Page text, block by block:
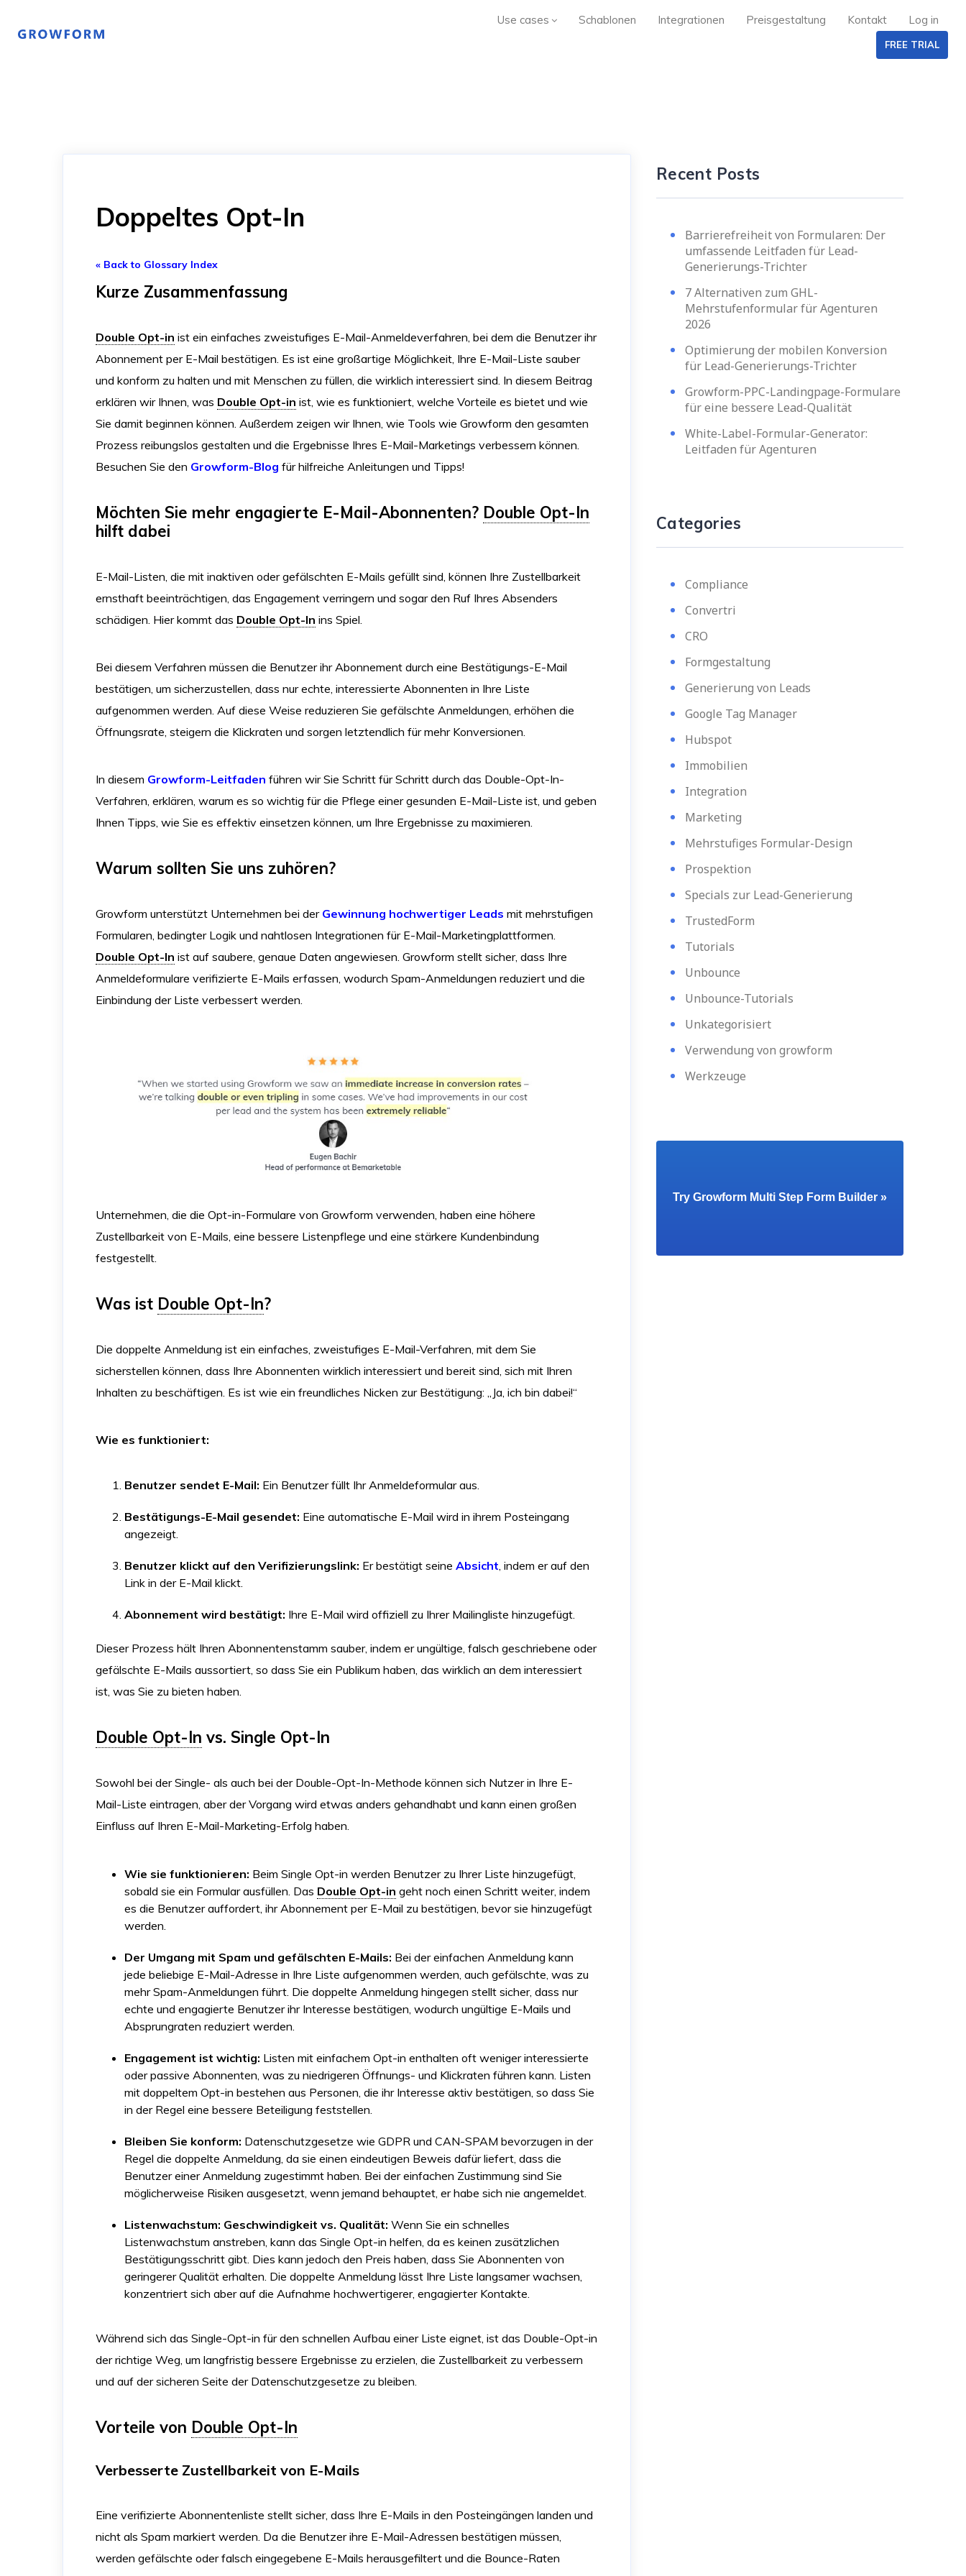
Use cases Schablonen Integrationen Preisgestaltung Kontakt Log in
FREE TRIAL
Doppeltes Opt-In
« Back to Glossary Index
Kurze Zusammenfassung
Double Opt-in ist ein einfaches zweistufiges E-Mail-Anmeldeverfahren, bei dem die Benutzer ihr
Abonnement per E-Mail bestätigen. Es ist eine großartige Möglichkeit, Ihre E-Mail-Liste sauber
und konform zu halten und mit Menschen zu füllen, die wirklich interessiert sind. In diesem Beitrag
erklären wir Ihnen, was Double Opt-in ist, wie es funktioniert, welche Vorteile es bietet und wie
Sie damit beginnen können. Außerdem zeigen wir Ihnen, wie Tools wie Growform den gesamten
Prozess reibungslos gestalten und die Ergebnisse Ihres E-Mail-Marketings verbessern können.
Besuchen Sie den Growform-Blog für hilfreiche Anleitungen und Tipps!
Möchten Sie mehr engagierte E-Mail-Abonnenten? Double Opt-In
hilft dabei
E-Mail-Listen, die mit inaktiven oder gefälschten E-Mails gefüllt sind, können Ihre Zustellbarkeit
ernsthaft beeinträchtigen, das Engagement verringern und sogar den Ruf Ihres Absenders
schädigen. Hier kommt das Double Opt-In ins Spiel.
Bei diesem Verfahren müssen die Benutzer ihr Abonnement durch eine Bestätigungs-E-Mail
bestätigen, um sicherzustellen, dass nur echte, interessierte Abonnenten in Ihre Liste
aufgenommen werden. Auf diese Weise reduzieren Sie gefälschte Anmeldungen, erhöhen die
Öffnungsrate, steigern die Klickraten und sorgen letztendlich für mehr Konversionen.
In diesem Growform-Leitfaden führen wir Sie Schritt für Schritt durch das Double-Opt-In-
Verfahren, erklären, warum es so wichtig für die Pflege einer gesunden E-Mail-Liste ist, und geben
Ihnen Tipps, wie Sie es effektiv einsetzen können, um Ihre Ergebnisse zu maximieren.
Warum sollten Sie uns zuhören?
Growform unterstützt Unternehmen bei der Gewinnung hochwertiger Leads mit mehrstufigen
Formularen, bedingter Logik und nahtlosen Integrationen für E-Mail-Marketingplattformen.
Double Opt-In ist auf saubere, genaue Daten angewiesen. Growform stellt sicher, dass Ihre
Anmeldeformulare verifizierte E-Mails erfassen, wodurch Spam-Anmeldungen reduziert und die
Einbindung der Liste verbessert werden.
Unternehmen, die die Opt-in-Formulare von Growform verwenden, haben eine höhere
Zustellbarkeit von E-Mails, eine bessere Listenpflege und eine stärkere Kundenbindung
festgestellt.
Was ist Double Opt-In?
Die doppelte Anmeldung ist ein einfaches, zweistufiges E-Mail-Verfahren, mit dem Sie
sicherstellen können, dass Ihre Abonnenten wirklich interessiert und bereit sind, sich mit Ihren
Inhalten zu beschäftigen. Es ist wie ein freundliches Nicken zur Bestätigung: „Ja, ich bin dabei!“
Wie es funktioniert:
Benutzer sendet E-Mail: Ein Benutzer füllt Ihr Anmeldeformular aus.
Bestätigungs-E-Mail gesendet: Eine automatische E-Mail wird in ihrem Posteingang
angezeigt.
Benutzer klickt auf den Verifizierungslink: Er bestätigt seine Absicht, indem er auf den
Link in der E-Mail klickt.
Abonnement wird bestätigt: Ihre E-Mail wird offiziell zu Ihrer Mailingliste hinzugefügt.
Dieser Prozess hält Ihren Abonnentenstamm sauber, indem er ungültige, falsch geschriebene oder
gefälschte E-Mails aussortiert, so dass Sie ein Publikum haben, das wirklich an dem interessiert
ist, was Sie zu bieten haben.
Double Opt-In vs. Single Opt-In
Sowohl bei der Single- als auch bei der Double-Opt-In-Methode können sich Nutzer in Ihre E-
Mail-Liste eintragen, aber der Vorgang wird etwas anders gehandhabt und kann einen großen
Einfluss auf Ihren E-Mail-Marketing-Erfolg haben.
Wie sie funktionieren: Beim Single Opt-in werden Benutzer zu Ihrer Liste hinzugefügt,
sobald sie ein Formular ausfüllen. Das Double Opt-in geht noch einen Schritt weiter, indem
es die Benutzer auffordert, ihr Abonnement per E-Mail zu bestätigen, bevor sie hinzugefügt
werden.
Der Umgang mit Spam und gefälschten E-Mails: Bei der einfachen Anmeldung kann
jede beliebige E-Mail-Adresse in Ihre Liste aufgenommen werden, auch gefälschte, was zu
mehr Spam-Anmeldungen führt. Die doppelte Anmeldung hingegen stellt sicher, dass nur
echte und engagierte Benutzer ihr Interesse bestätigen, wodurch ungültige E-Mails und
Absprungraten reduziert werden.
Engagement ist wichtig: Listen mit einfachem Opt-in enthalten oft weniger interessierte
oder passive Abonnenten, was zu niedrigeren Öffnungs- und Klickraten führen kann. Listen
mit doppeltem Opt-in bestehen aus Personen, die ihr Interesse aktiv bestätigen, so dass Sie
in der Regel eine bessere Beteiligung feststellen.
Bleiben Sie konform: Datenschutzgesetze wie GDPR und CAN-SPAM bevorzugen in der
Regel die doppelte Anmeldung, da sie einen eindeutigen Beweis dafür liefert, dass die
Benutzer einer Anmeldung zugestimmt haben. Bei der einfachen Zustimmung sind Sie
möglicherweise Risiken ausgesetzt, wenn jemand behauptet, er habe sich nie angemeldet.
Listenwachstum: Geschwindigkeit vs. Qualität: Wenn Sie ein schnelles
Listenwachstum anstreben, kann das Single Opt-in helfen, da es keinen zusätzlichen
Bestätigungsschritt gibt. Dies kann jedoch den Preis haben, dass Sie Abonnenten von
geringerer Qualität erhalten. Die doppelte Anmeldung lässt Ihre Liste langsamer wachsen,
konzentriert sich aber auf die Aufnahme hochwertigerer, engagierter Kontakte.
Während sich das Single-Opt-in für den schnellen Aufbau einer Liste eignet, ist das Double-Opt-in
der richtige Weg, um langfristig bessere Ergebnisse zu erzielen, die Zustellbarkeit zu verbessern
und auf der sicheren Seite der Datenschutzgesetze zu bleiben.
Vorteile von Double Opt-In
Verbesserte Zustellbarkeit von E-Mails
Eine verifizierte Abonnentenliste stellt sicher, dass Ihre E-Mails in den Posteingängen landen und
nicht als Spam markiert werden. Da die Benutzer ihre E-Mail-Adressen bestätigen müssen,
werden gefälschte oder falsch eingegebene E-Mails herausgefiltert und die Bounce-Raten
Recent Posts
Barrierefreiheit von Formularen: Der
umfassende Leitfaden für Lead-
Generierungs-Trichter
7 Alternativen zum GHL-
Mehrstufenformular für Agenturen
2026
Optimierung der mobilen Konversion
für Lead-Generierungs-Trichter
Growform-PPC-Landingpage-Formulare
für eine bessere Lead-Qualität
White-Label-Formular-Generator:
Leitfaden für Agenturen
Categories
Compliance
Convertri
CRO
Formgestaltung
Generierung von Leads
Google Tag Manager
Hubspot
Immobilien
Integration
Marketing
Mehrstufiges Formular-Design
Prospektion
Specials zur Lead-Generierung
TrustedForm
Tutorials
Unbounce
Unbounce-Tutorials
Unkategorisiert
Verwendung von growform
Werkzeuge
Try Growform Multi Step Form Builder »